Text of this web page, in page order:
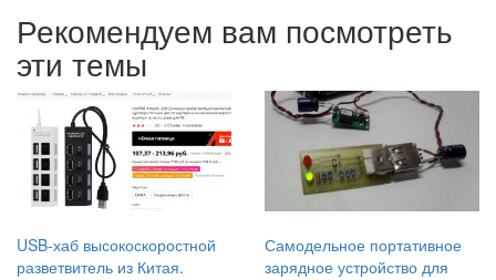
Рекомендуем вам посмотреть
эти темы
USB-хаб высокоскоростной
разветвитель из Китая.
Самодельное портативное
зарядное устройство для